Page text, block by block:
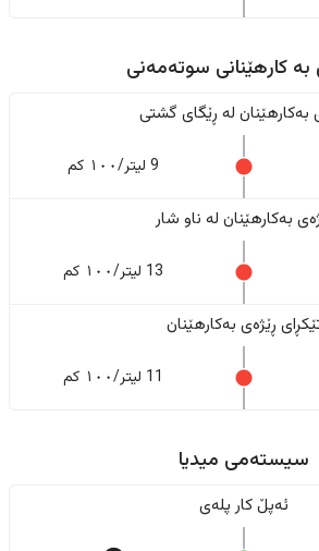
به کارهێنانی سوتەمەنی
بەکارهێنان له ڕێگای گشتی
9 لیتر/١٠٠ کم
بەکارهێنان له ناو شار
13 لیتر/١٠٠ کم
ڕێژەى بەکارهێنان
11 لیتر/١٠٠ کم
سیستەمی میدیا
ئەپڵ کار پلەی